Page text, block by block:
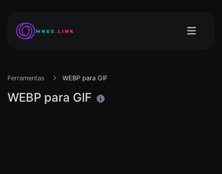
Ferramentas WEBP para GIF
WEBP para GIF